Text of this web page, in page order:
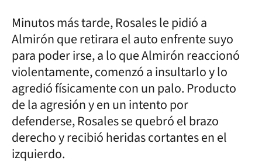
Minutos más tarde, Rosales le pidió a
Almirón que retirara el auto enfrente suyo
para poder irse, a lo que Almirón reaccionó
violentamente, comenzó a insultarlo y lo
agredió físicamente con un palo. Producto
de la agresión y en un intento por
defenderse, Rosales se quebró el brazo
derecho y recibió heridas cortantes en el
izquierdo.